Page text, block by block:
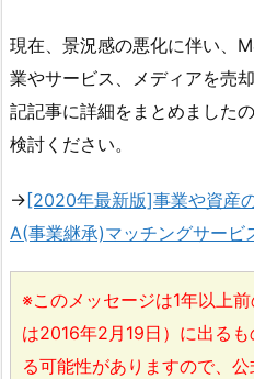
現在、景況感の悪化に伴い、
業やサービス、メディアを売
記記事に詳細をまとめました
検討ください。
→[2020年最新版]事業や資産
A(事業継承)マッチングサービ
※このメッセージは1年以上
は2016年2月19日）に出る
る可能性がありますので、